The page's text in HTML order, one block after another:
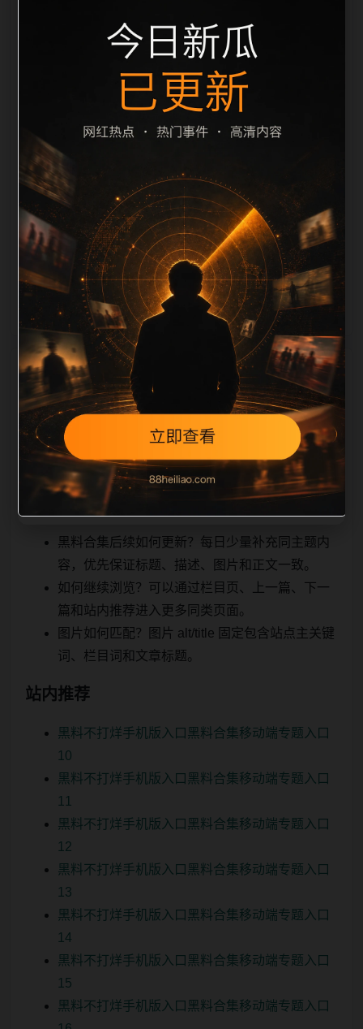
之间识别一致主题。后续每日采集时，建议继续执行远
程图片本地化、坏图默认图兜底、标题去重和
description 长度过滤。如果同一主题下有多个相近页
面，应通过不同角度补充事件背景、访问场景、相关问
题或专题入口，降低站群页面之间的重复感。页面底部
保留同类推荐、上一篇下一篇和 sitemap 入口，保证重
要页面点击深度尽量控制在三次以内。正文维护时可按
用户搜索路径补充三类信息：入口是否稳定、同栏目还
有哪些可继续阅读、移动端打开时图片和摘要是否一
致。每次新增内容后同步检查标题、description、
canonical、主题图、alt、title和推荐链接，确保页面既
能被搜索引擎理解，也能让真实
相关问题与推荐
用户顺着栏目继续浏览。同站连续更新时避免重复标题
和重复首段，优先补充不同关键词、不同栏目词和不同
问题角度。栏目页则保留清晰入口，方便后续专题自动
归集。发布后按真实浏览器复查首屏、图片、跳转体
验、相关推荐和加载速度。
黑料合集后续如何更新？每日少量补充同主题内
容，优先保证标题、描述、图片和正文一致。
如何继续浏览？可以通过栏目页、上一篇、下一
篇和站内推荐进入更多同类页面。
图片如何匹配？图片 alt/title 固定包含站点主关键
词、栏目词和文章标题。
站内推荐
黑料不打烊手机版入口黑料合集移动端专题入口
10
黑料不打烊手机版入口黑料合集移动端专题入口
11
黑料不打烊手机版入口黑料合集移动端专题入口
12
黑料不打烊手机版入口黑料合集移动端专题入口
13
黑料不打烊手机版入口黑料合集移动端专题入口
14
黑料不打烊手机版入口黑料合集移动端专题入口
15
黑料不打烊手机版入口黑料合集移动端专题入口